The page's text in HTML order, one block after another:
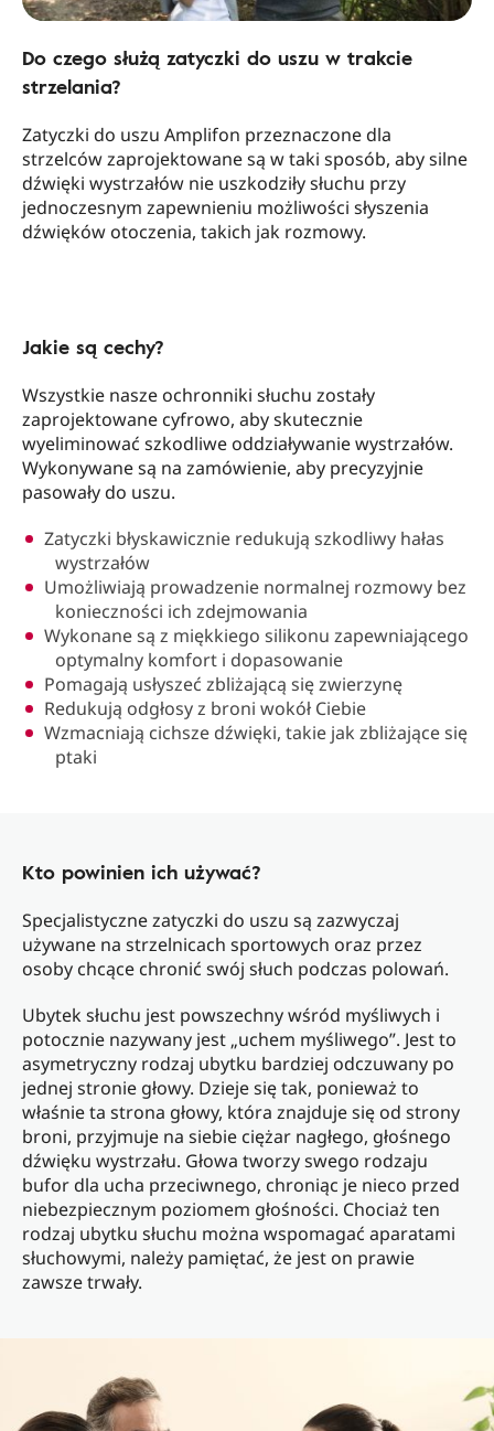
Do czego służą zatyczki do uszu w trakcie
strzelania?
Zatyczki do uszu Amplifon przeznaczone dla
strzelców zaprojektowane są w taki sposób, aby silne
dźwięki wystrzałów nie uszkodziły słuchu przy
jednoczesnym zapewnieniu możliwości słyszenia
dźwięków otoczenia, takich jak rozmowy.
Jakie są cechy?
Wszystkie nasze ochronniki słuchu zostały
zaprojektowane cyfrowo, aby skutecznie
wyeliminować szkodliwe oddziaływanie wystrzałów.
Wykonywane są na zamówienie, aby precyzyjnie
pasowały do uszu.
Zatyczki błyskawicznie redukują szkodliwy hałas
wystrzałów
Umożliwiają prowadzenie normalnej rozmowy bez
konieczności ich zdejmowania
Wykonane są z miękkiego silikonu zapewniającego
optymalny komfort i dopasowanie
Pomagają usłyszeć zbliżającą się zwierzynę
Redukują odgłosy z broni wokół Ciebie
Wzmacniają cichsze dźwięki, takie jak zbliżające się
ptaki
Kto powinien ich używać?
Specjalistyczne zatyczki do uszu są zazwyczaj
używane na strzelnicach sportowych oraz przez
osoby chcące chronić swój słuch podczas polowań.
Ubytek słuchu jest powszechny wśród myśliwych i
potocznie nazywany jest „uchem myśliwego”. Jest to
asymetryczny rodzaj ubytku bardziej odczuwany po
jednej stronie głowy. Dzieje się tak, ponieważ to
właśnie ta strona głowy, która znajduje się od strony
broni, przyjmuje na siebie ciężar nagłego, głośnego
dźwięku wystrzału. Głowa tworzy swego rodzaju
bufor dla ucha przeciwnego, chroniąc je nieco przed
niebezpiecznym poziomem głośności. Chociaż ten
rodzaj ubytku słuchu można wspomagać aparatami
słuchowymi, należy pamiętać, że jest on prawie
zawsze trwały.